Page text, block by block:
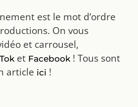
est le mot d’ordre
On vous
et carrousel,
et Facebook! Tous sont
article ici !